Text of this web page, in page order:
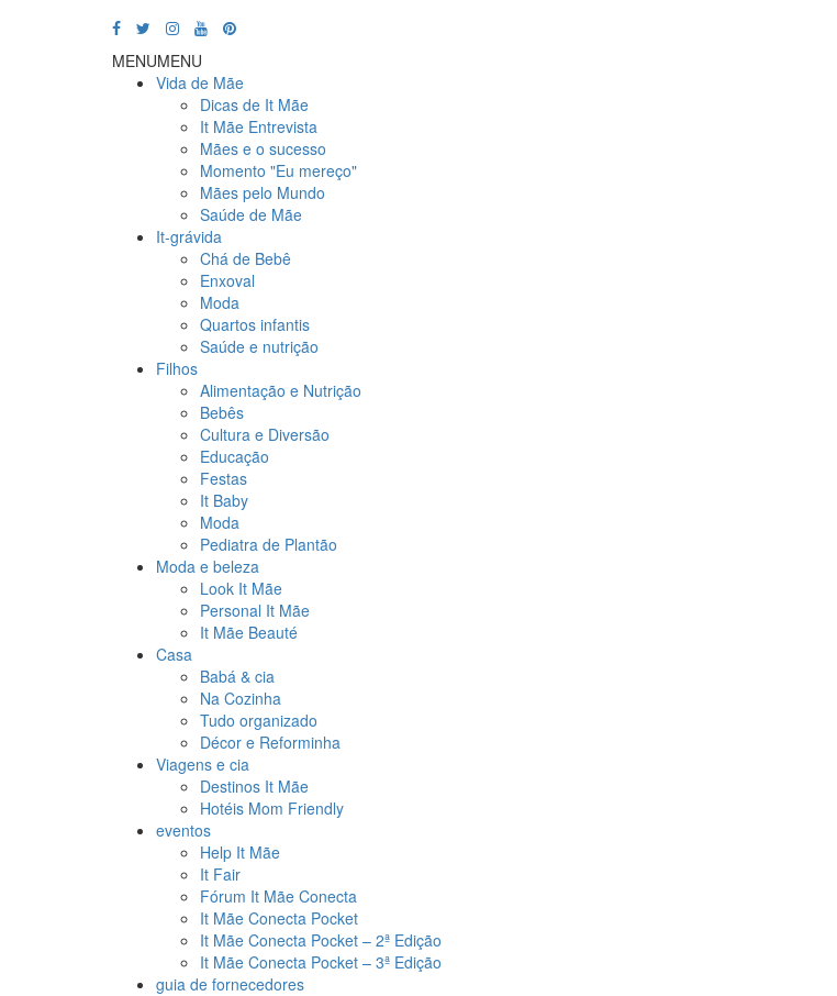
MENUMENU
Vida de Mãe
Dicas de It Mãe
It Mãe Entrevista
Mães e o sucesso
Momento "Eu mereço"
Mães pelo Mundo
Saúde de Mãe
It-grávida
Chá de Bebê
Enxoval
Moda
Quartos infantis
Saúde e nutrição
Filhos
Alimentação e Nutrição
Bebês
Cultura e Diversão
Educação
Festas
It Baby
Moda
Pediatra de Plantão
Moda e beleza
Look It Mãe
Personal It Mãe
It Mãe Beauté
Casa
Babá & cia
Na Cozinha
Tudo organizado
Décor e Reforminha
Viagens e cia
Destinos It Mãe
Hotéis Mom Friendly
eventos
Help It Mãe
It Fair
Fórum It Mãe Conecta
It Mãe Conecta Pocket
It Mãe Conecta Pocket – 2ª Edição
It Mãe Conecta Pocket – 3ª Edição
guia de fornecedores